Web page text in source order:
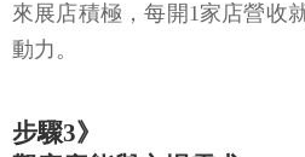
來展店積極，每開1家店營收
動力。
步驟3》